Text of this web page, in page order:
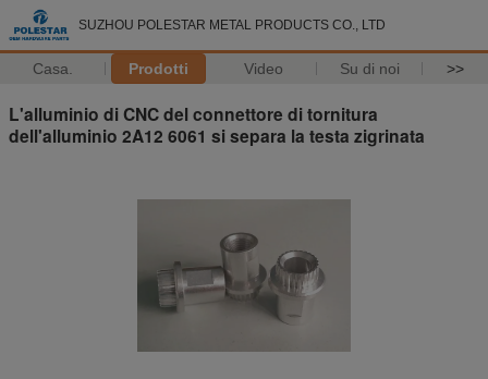
SUZHOU POLESTAR METAL PRODUCTS CO., LTD
Casa. Prodotti Video Su di noi >>
L'alluminio di CNC del connettore di tornitura
dell'alluminio 2A12 6061 si separa la testa zigrinata